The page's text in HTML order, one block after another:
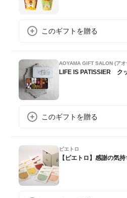
このギフトを贈る
AOYAMA GIFT SALON (アオ
LIFE IS PATISSIER ク
このギフトを贈る
ピエトロ
【ピエトロ】感謝の気